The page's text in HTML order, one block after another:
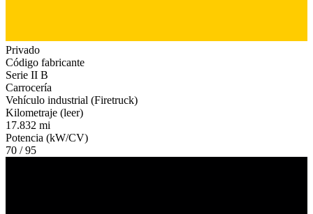
Privado
Código fabricante
Serie II B
Carrocería
Vehículo industrial (Firetruck)
Kilometraje (leer)
17.832 mi
Potencia (kW/CV)
70 / 95